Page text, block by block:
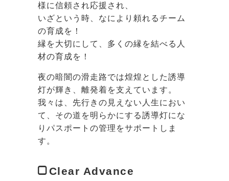
様に信頼され応援され、
いざという時、なにより頼れるチーム
の育成を！
縁を大切にして、多くの縁を結べる人
材の育成を！
夜の暗闇の滑走路では煌煌とした誘導
灯が輝き、離発着を支えています。
我々は、先行きの見えない人生におい
て、その道を明らかにする誘導灯にな
りパスポートの管理をサポートしま
す。
Clear Advance